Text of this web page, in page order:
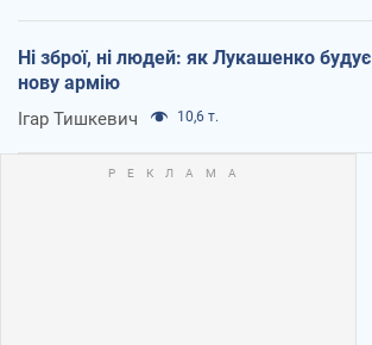
Ні зброї, ні людей: як Лукашенко будує
нову армію
Ігар Тишкевич 10,6 т.